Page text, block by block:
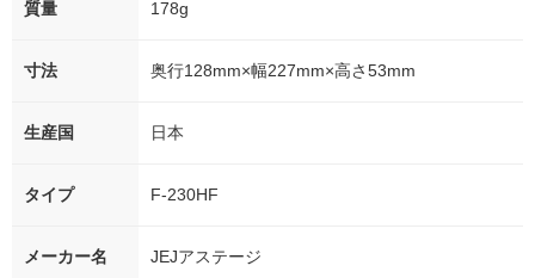
質量 178g
寸法 奥行128mm×幅227mm×高さ53mm
生産国 日本
タイプ F-230HF
メーカー名 JEJアステージ